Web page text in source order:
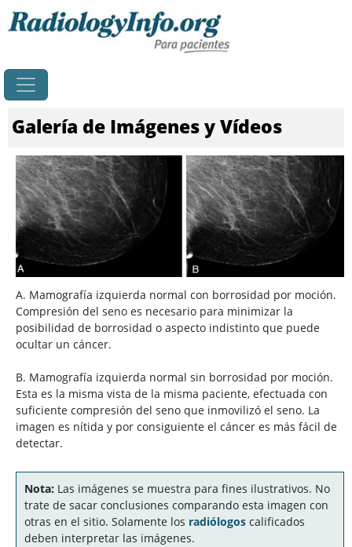
Galería de Imágenes y Vídeos
A. Mamografía izquierda normal con borrosidad por moción.
Compresión del seno es necesario para minimizar la
posibilidad de borrosidad o aspecto indistinto que puede
ocultar un cáncer.
B. Mamografía izquierda normal sin borrosidad por moción.
Esta es la misma vista de la misma paciente, efectuada con
suficiente compresión del seno que inmovilizó el seno. La
imagen es nítida y por consiguiente el cáncer es más fácil de
detectar.
Nota: Las imágenes se muestra para fines ilustrativos. No
trate de sacar conclusiones comparando esta imagen con
otras en el sitio. Solamente los radiólogos calificados
deben interpretar las imágenes.